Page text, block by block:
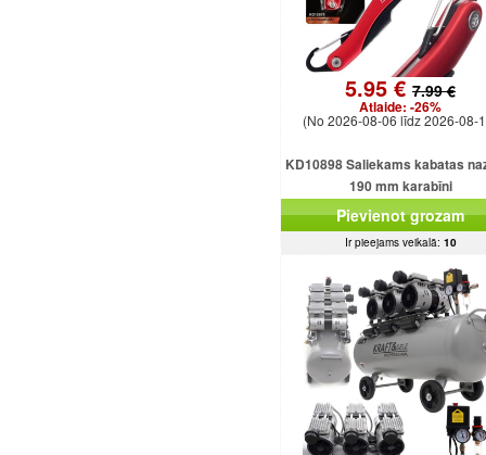
5.95 €7.99 €
Atlaide: -26%
(No 2026-08-06 līdz 2026-08-
KD10898 Saliekams kabatas
190 mm karabīni
Pievienot grozam
Ir pieejams veikalā: 10